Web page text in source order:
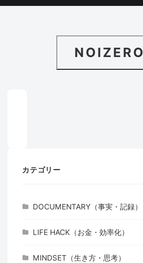
NOIZERO
カテゴリー
DOCUMENTARY（事実・記録）
LIFE HACK（お金・効率化）
MINDSET（生き方・思考）